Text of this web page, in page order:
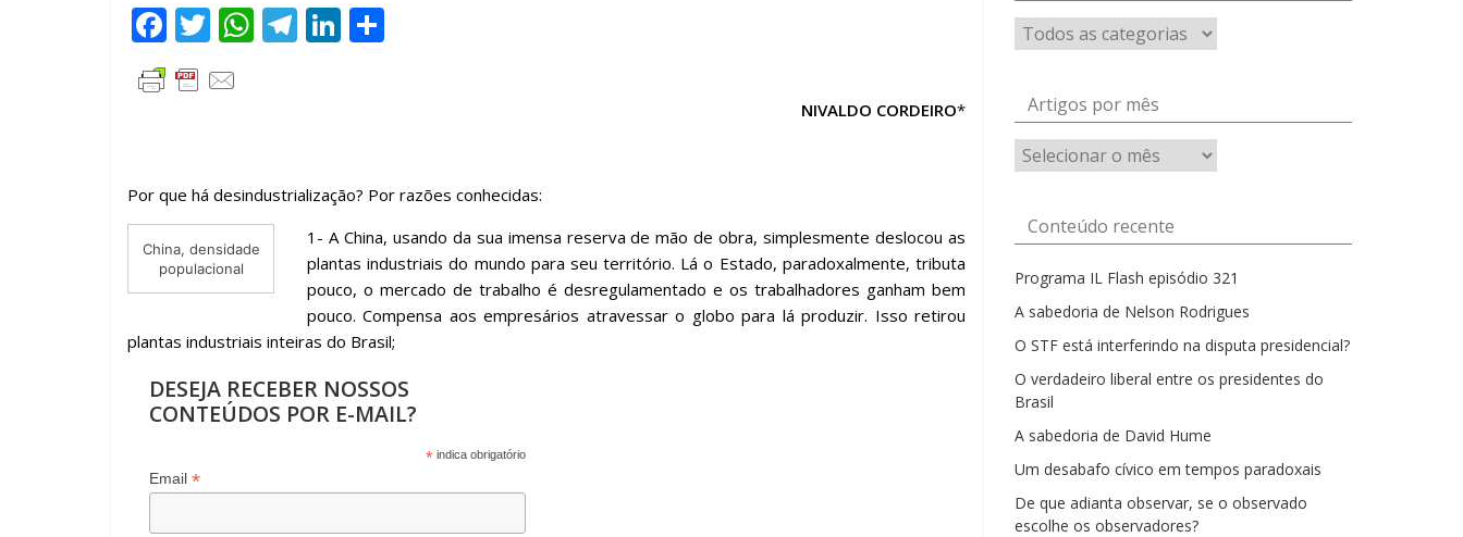
F
ac
e
o
k
T
w
itt
W
p
p
T
m
Li
n til
h
ar
NIVALDO CORDEIRO*
Por que há desindustrialização? Por razões conhecidas:
China, densidade
populacional
1- A China, usando da sua imensa reserva de mão de obra, simplesmente deslocou as
plantas industriais do mundo para seu território. Lá o Estado, paradoxalmente, tributa
pouco, o mercado de trabalho é desregulamentado e os trabalhadores ganham bem
pouco. Compensa aos empresários atravessar o globo para lá produzir. Isso retirou
plantas industriais inteiras do Brasil;
DESEJA RECEBER NOSSOS
CONTEÚDOS POR E-MAIL?
*indica obrigatório
Email *
Artigos por mês
Artigos
por
Conteúdo recente
Programa IL Flash episódio 321
A sabedoria de Nelson Rodrigues
O STF está interferindo na disputa presidencial?
O verdadeiro liberal entre os presidentes do
Brasil
A sabedoria de David Hume
Um desabafo cívico em tempos paradoxais
De que adianta observar, se o observado
escolhe os observadores?